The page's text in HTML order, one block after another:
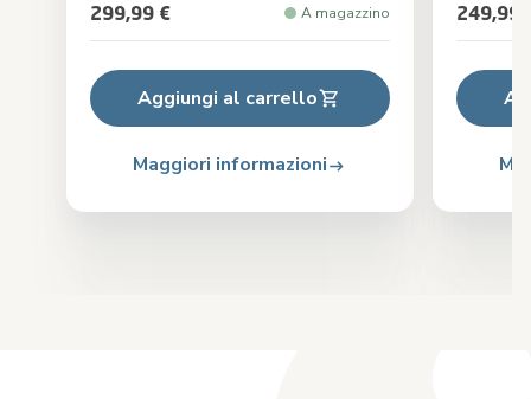
299,99 € A magazzino
Aggiungi al carrello
Maggiori informazioni
249,99